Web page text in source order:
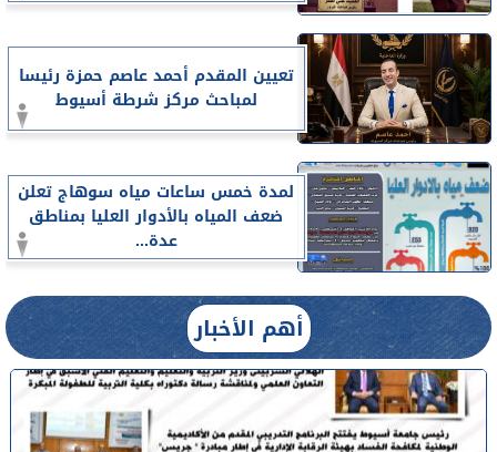
تعيين المقدم أحمد عاصم حمزة رئيسا
لمباحث مركز شرطة أسيوط
لمدة خمس ساعات مياه سوهاج تعلن
ضعف المياه بالأدوار العليا بمناطق
عدة...
أهم الأخبار